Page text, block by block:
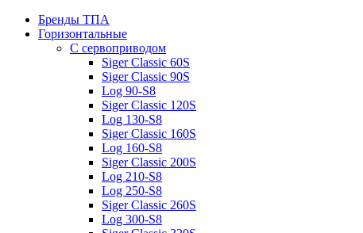
Бренды ТПА
Горизонтальные
С сервоприводом
Siger Classic 60S
Siger Classic 90S
Log 90-S8
Siger Classic 120S
Log 130-S8
Siger Classic 160S
Log 160-S8
Siger Classic 200S
Log 210-S8
Log 250-S8
Siger Classic 260S
Log 300-S8